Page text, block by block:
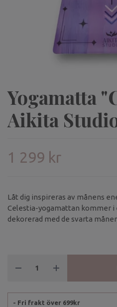
Yogamatta
Aikita
1 299 kr
Låt dig inspireras av månens
Celestia-yogamattan kommer i
dekorerad med de svarta
- Fri frakt över 699kr